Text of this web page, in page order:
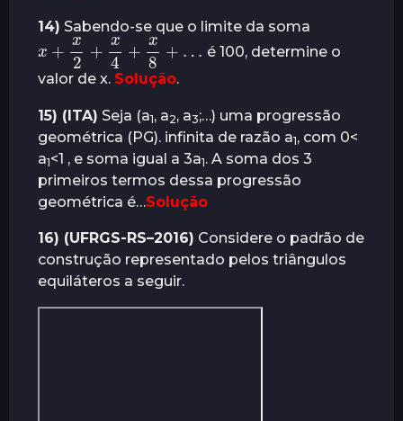
14) Sabendo-se que o limite da soma
+x x4 8 +
é 100, determine o
valor de x. Solução.
15) (ITA) Seja (a1, a2, a3;…) uma progressão
geométrica (PG). infinita de razão a1, com 0<
a1<1 , e soma igual a 3a1. A soma dos 3
primeiros termos dessa progressão
geométrica é…Solução
16) (UFRGS-RS–2016) Considere o padrão de
construção representado pelos triângulos
equiláteros a seguir.